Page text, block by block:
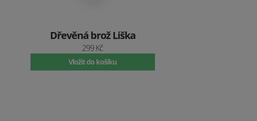
Dřevěná brož Liška
299 Kč
Vložit do košíku